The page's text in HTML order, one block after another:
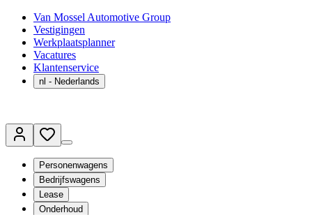
Van Mossel Automotive Group
Vestigingen
Werkplaatsplanner
Vacatures
Klantenservice
nl - Nederlands
Personenwagens
Bedrijfswagens
Lease
Onderhoud